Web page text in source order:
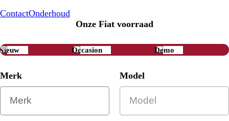
ContactOnderhoud
Onze Fiat voorraad
Occasion Demo
Merk Model